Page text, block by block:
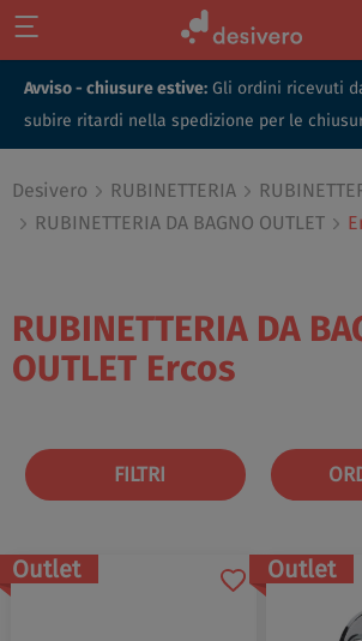
Avviso - chiusure estive: Gli ordini ricevuti
subire ritardi nella spedizione per le
Desivero RUBINETTERIA
RUBINETTERIA DA BAGNO OUTLET
RUBINETTERIA DA
OUTLET Ercos
FILTRI
Outlet Outlet